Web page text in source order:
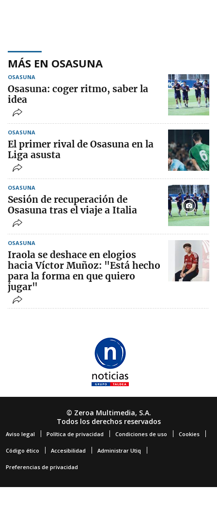
MÁS EN OSASUNA
OSASUNA
Osasuna: coger ritmo, saber la
idea
OSASUNA
El primer rival de Osasuna en la
Liga asusta
OSASUNA
Sesión de recuperación de
Osasuna tras el viaje a Italia
OSASUNA
Iraola se deshace en elogios
hacia Víctor Muñoz: "Está hecho
para la forma en que quiero
jugar"
© Zeroa Multimedia, S.A.
Todos los derechos reservados
Aviso legal Política de privacidad Condiciones de uso Cookies
Código ético Accesibilidad Administrar Utiq
Preferencias de privacidad